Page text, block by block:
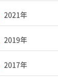
2021年
2019年
2017年